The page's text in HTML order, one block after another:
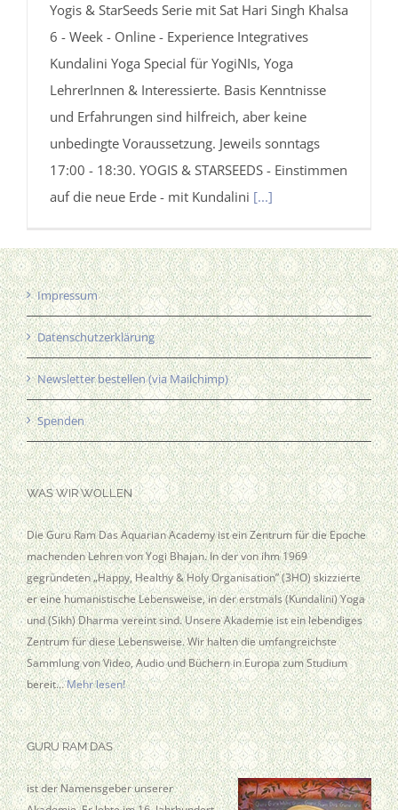
Yogis & StarSeeds Serie mit Sat Hari Singh Khalsa
6 - Week - Online - Experience Integratives
Kundalini Yoga Special für YogiNIs, Yoga
LehrerInnen & Interessierte. Basis Kenntnisse
und Erfahrungen sind hilfreich, aber keine
unbedingte Voraussetzung. Jeweils sonntags
17:00 - 18:30. YOGIS & STARSEEDS - Einstimmen
auf die neue Erde - mit Kundalini [...]
Impressum
Datenschutzerklärung
Newsletter bestellen (via Mailchimp)
Spenden
WAS WIR WOLLEN
Die Guru Ram Das Aquarian Academy ist ein Zentrum für die Epoche
machenden Lehren von Yogi Bhajan. In der von ihm 1969
gegründeten „Happy, Healthy & Holy Organisation” (3HO) skizzierte
er eine humanistische Lebensweise, in der erstmals (Kundalini) Yoga
und (Sikh) Dharma vereint sind. Unsere Akademie ist ein lebendiges
Zentrum für diese Lebensweise. Wir halten die umfangreichste
Sammlung von Video, Audio und Büchern in Europa zum Studium
bereit…Mehr lesen!
GURU RAM DAS
ist der Namensgeber unserer